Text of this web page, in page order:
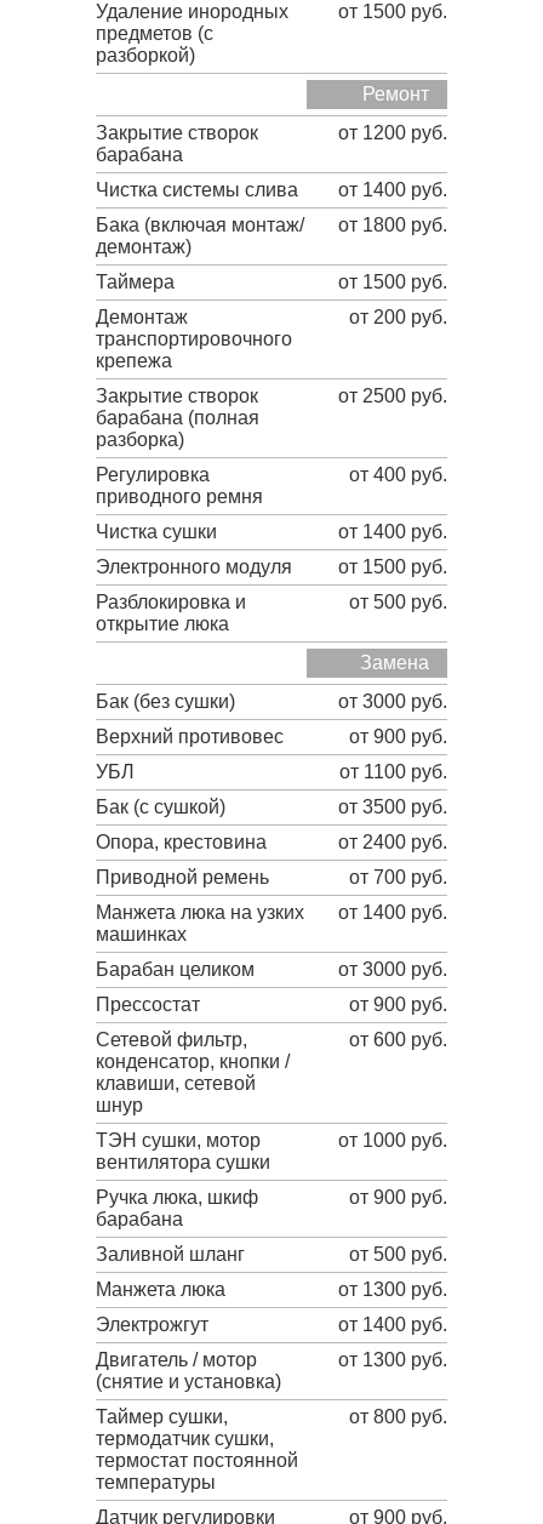
Удаление инородных
предметов (с
разборкой)
от 1500 руб.
Ремонт
Закрытие створок
барабана
от 1200 руб.
Чистка системы слива
от 1400 руб.
Бака (включая монтаж/
демонтаж)
от 1800 руб.
Таймера
от 1500 руб.
Демонтаж
транспортировочного
крепежа
от 200 руб.
Закрытие створок
барабана (полная
разборка)
от 2500 руб.
Регулировка
приводного ремня
от 400 руб.
Чистка сушки
от 1400 руб.
Электронного модуля
от 1500 руб.
Разблокировка и
открытие люка
от 500 руб.
Замена
Бак (без сушки)
от 3000 руб.
Верхний противовес
от 900 руб.
УБЛ
от 1100 руб.
Бак (с сушкой)
от 3500 руб.
Опора, крестовина
от 2400 руб.
Приводной ремень
от 700 руб.
Манжета люка на узких
машинках
от 1400 руб.
Барабан целиком
от 3000 руб.
Прессостат
от 900 руб.
Сетевой фильтр,
конденсатор, кнопки /
клавиши, сетевой
шнур
от 600 руб.
ТЭН сушки, мотор
вентилятора сушки
от 1000 руб.
Ручка люка, шкиф
барабана
от 900 руб.
Заливной шланг
от 500 руб.
Манжета люка
от 1300 руб.
Электрожгут
от 1400 руб.
Двигатель / мотор
(снятие и установка)
от 1300 руб.
Таймер сушки,
термодатчик сушки,
термостат постоянной
температуры
от 800 руб.
Датчик регулировки от 900 руб.